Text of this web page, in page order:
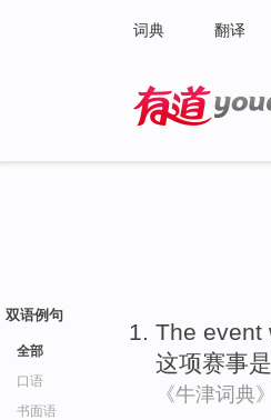
词典 翻译
双语例句
全部
口语
书面语
The event
这项赛事是
《牛津词典》